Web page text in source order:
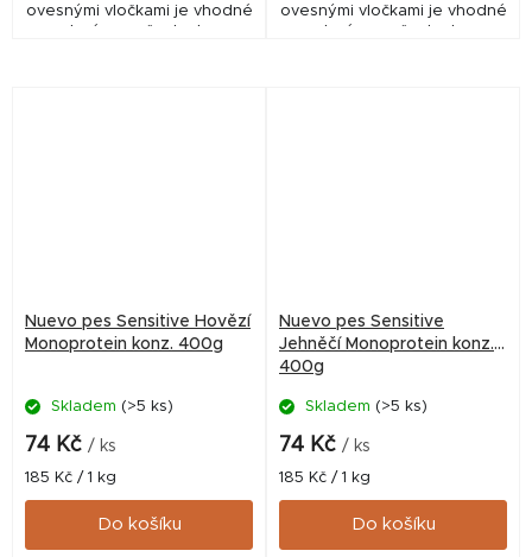
ovesnými vločkami je vhodné
pro staré psy všech plemen.
ovesnými vločkami je vhodné
pro staré psy všech plemen.
Nuevo pes Sensitive Hovězí
Monoprotein konz. 400g
Skladem (>5 ks)
74 Kč / ks
Měrná
cena:
185 Kč / 1 kg
Do košíku
Nuevo pes Sensitive
Jehněčí Monoprotein konz.
400g
Skladem (>5 ks)
74 Kč / ks
Měrná
cena:
185 Kč / 1 kg
Do košíku